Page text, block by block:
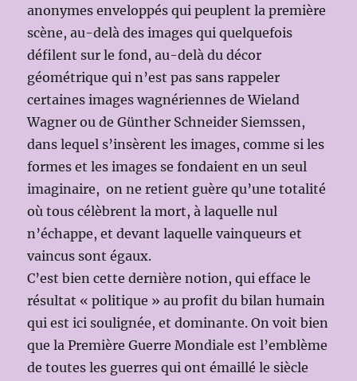
anonymes enveloppés qui peuplent la première
scène, au-delà des images qui quelquefois
défilent sur le fond, au-delà du décor
géométrique qui n’est pas sans rappeler
certaines images wagnériennes de Wieland
Wagner ou de Günther Schneider Siemssen,
dans lequel s’insèrent les images, comme si les
formes et les images se fondaient en un seul
imaginaire, on ne retient guère qu’une totalité
où tous célèbrent la mort, à laquelle nul
n’échappe, et devant laquelle vainqueurs et
vaincus sont égaux.
C’est bien cette dernière notion, qui efface le
résultat « politique » au profit du bilan humain
qui est ici soulignée, et dominante. On voit bien
que la Première Guerre Mondiale est l’emblème
de toutes les guerres qui ont émaillé le siècle